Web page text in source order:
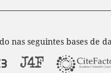
nas seguintes bases de